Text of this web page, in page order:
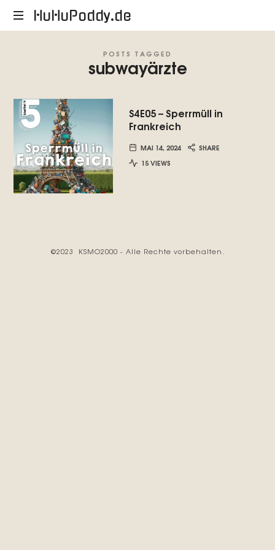
HuHuPoddy.de
HuHuPoddy.de
POSTS TAGGED
subwayärzte
S4E05 – Sperrmüll in
Frankreich
MAI 14, 2024
SHARE
15 VIEWS
©2023 KSMO2000 - Alle Rechte vorbehalten.